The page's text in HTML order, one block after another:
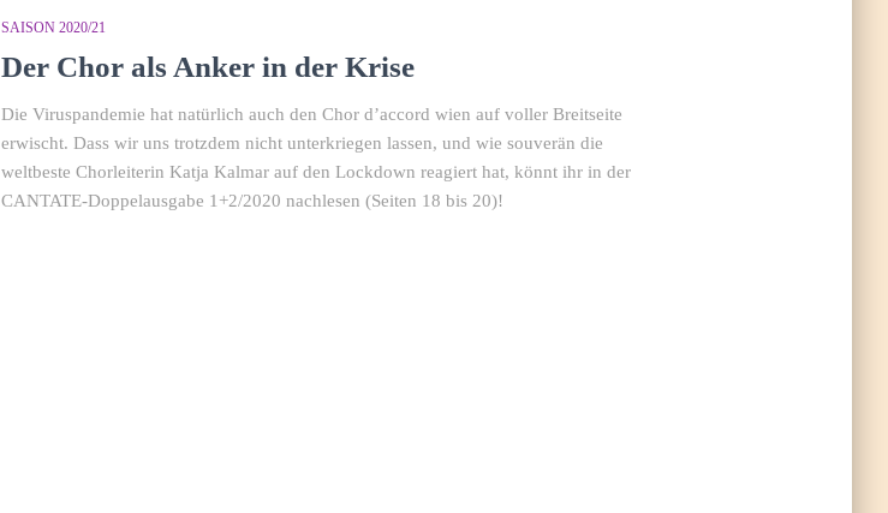
SAISON 2020/21
Der Chor als Anker in der Krise
Die Viruspandemie hat natürlich auch den Chor d’accord wien auf voller Breitseite
erwischt. Dass wir uns trotzdem nicht unterkriegen lassen, und wie souverän die
weltbeste Chorleiterin Katja Kalmar auf den Lockdown reagiert hat, könnt ihr in der
CANTATE-Doppelausgabe 1+2/2020 nachlesen (Seiten 18 bis 20)!